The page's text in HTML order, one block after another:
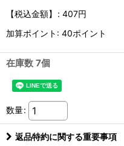
【税込金額】
: 407円
加算ポイント: 40ポイント
在庫数 7個
数量:
返品特約に関する重要事項